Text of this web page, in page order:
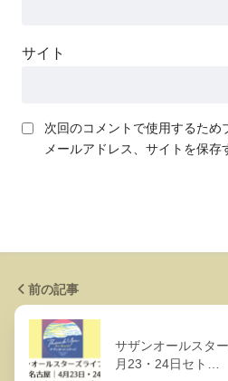
サイト
次回のコメントで使用するため
メールアドレス、サイトを保存
前の記事
サザンオールスタ
月23・24日セト…